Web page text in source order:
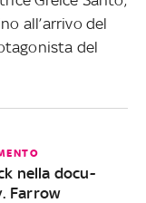
all’arrivo del
del
nella docu-
Farrow